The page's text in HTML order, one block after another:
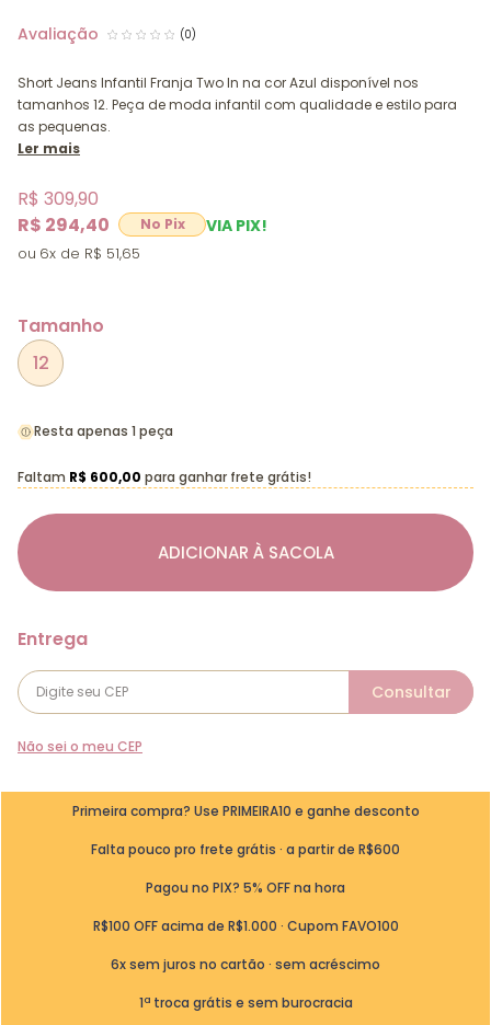
(0)
Short Jeans Infantil Franja Two In na cor Azul disponível nos
tamanhos 12. Peça de moda infantil com qualidade e estilo para
as pequenas.
Ler mais
R$ 294,40 VIA PIX!
R$ 309,90
6x R$ 51,65
Tamanho
12
ADICIONAR À SACOLA
Resta apenas 1 peça
Faltam R$ 600,00 para ganhar frete grátis!
Não sei o meu CEP
Primeira compra? Use PRIMEIRA10 e ganhe desconto
Falta pouco pro frete grátis · a partir de R$600
Pagou no PIX? 5% OFF na hora
R$100 OFF acima de R$1.000 · Cupom FAVO100
6x sem juros no cartão · sem acréscimo
1ª troca grátis e sem burocracia